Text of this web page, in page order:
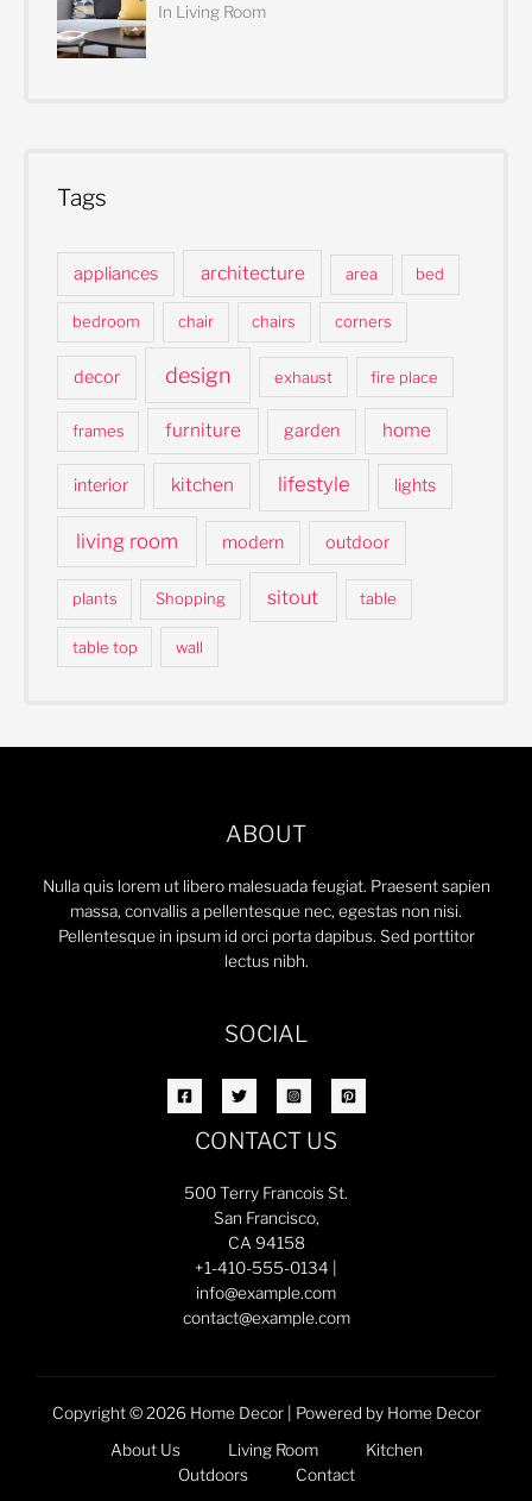
In Living Room
Tags
appliances architecture area bed
bedroom chair chairs corners
decor design exhaust fire place
frames furniture garden home
interior kitchen lifestyle lights
living room modern outdoor
plants Shopping sitout table
table top wall
ABOUT
Nulla quis lorem ut libero malesuada feugiat. Praesent sapien
massa, convallis a pellentesque nec, egestas non nisi.
Pellentesque in ipsum id orci porta dapibus. Sed porttitor
lectus nibh.
SOCIAL
CONTACT US
500 Terry Francois St.
San Francisco,
CA 94158
+1-410-555-0134 |
info@example.com
contact@example.com
Copyright © 2026 Home Decor | Powered by Home Decor
About Us
Living Room
Kitchen
Outdoors
Contact